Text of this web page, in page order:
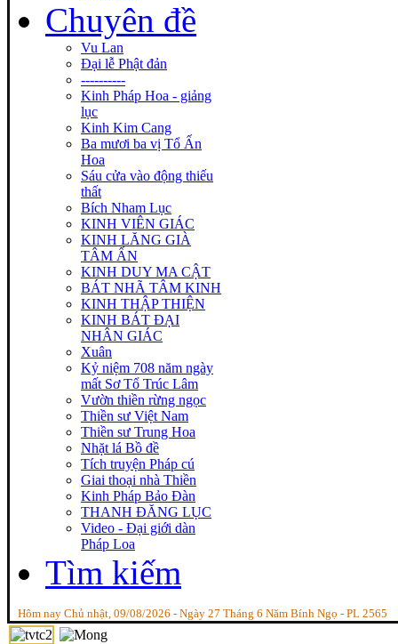
Chuyên đề
Vu Lan
Đại lễ Phật đản
----------
Kinh Pháp Hoa - giảng
lục
Kinh Kim Cang
Ba mươi ba vị Tổ Ấn
Hoa
Sáu cửa vào động thiếu
thất
Bích Nham Lục
KINH VIÊN GIÁC
KINH LĂNG GIÀ
TÂM ẤN
KINH DUY MA CẬT
BÁT NHÃ TÂM KINH
KINH THẬP THIỆN
KINH BÁT ĐẠI
NHÂN GIÁC
Xuân
Kỷ niệm 708 năm ngày
mất Sơ Tổ Trúc Lâm
Vườn thiền rừng ngọc
Thiền sư Việt Nam
Thiền sư Trung Hoa
Nhặt lá Bồ đề
Tích truyện Pháp cú
Giai thoại nhà Thiền
Kinh Pháp Bảo Đàn
THANH ĐĂNG LỤC
Video - Đại giới dàn
Pháp Loa
Tìm kiếm
Hôm nay Chủ nhật, 09/08/2026 - Ngày 27 Tháng 6 Năm Bính Ngọ - PL 2565